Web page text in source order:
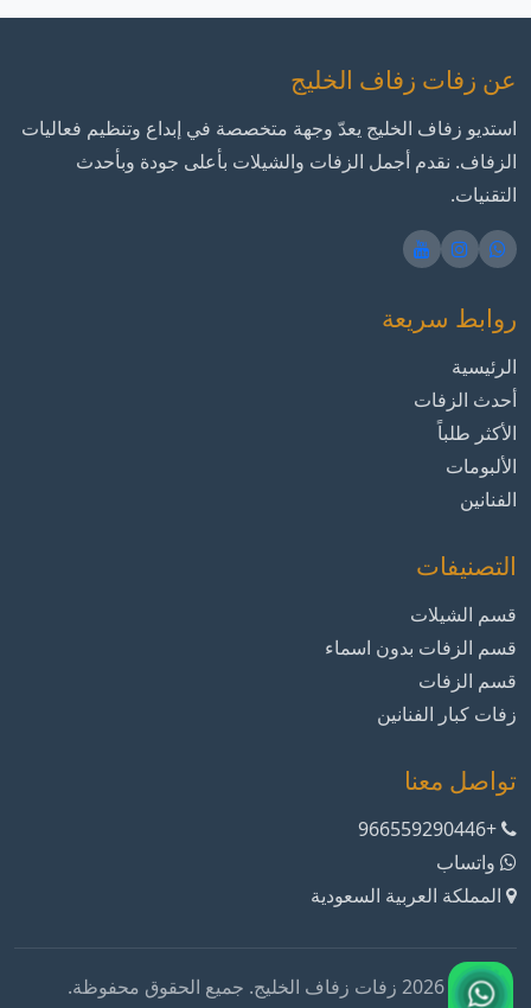
عن زفات زفاف الخليج
استديو زفاف الخليج يعدّ وجهة متخصصة في إبداع وتنظيم فعاليات
الزفاف. نقدم أجمل الزفات والشيلات بأعلى جودة وبأحدث
التقنيات.
روابط سريعة
الرئيسية
أحدث الزفات
الأكثر طلباً
الألبومات
الفنانين
التصنيفات
قسم الشيلات
قسم الزفات بدون اسماء
قسم الزفات
زفات كبار الفنانين
تواصل معنا
+966559290446
واتساب
المملكة العربية السعودية
© 2026 زفات زفاف الخليج. جميع الحقوق محفوظة.